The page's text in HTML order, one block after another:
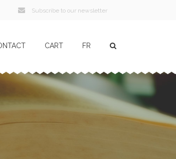
Subscribe to our newsletter
CART FR